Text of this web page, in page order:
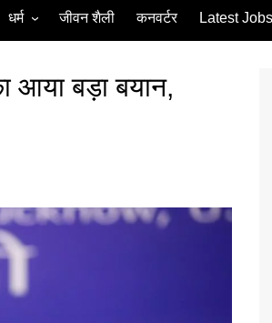
धर्म जीवन शैली कनवर्टर Latest Jobs
आया बड़ा बयान,